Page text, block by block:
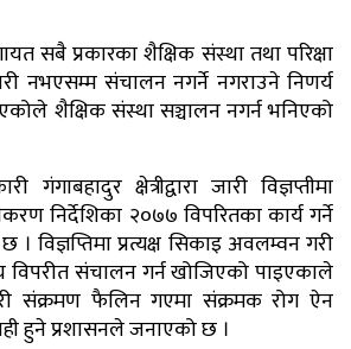
सबै प्रकारका शैक्षिक संस्था तथा परिक्षा
नभएसम्म संचालन नगर्ने नगराउने निणर्य
शैक्षिक संस्था सञ्चालन नगर्न भनिएको
गंगाबहादुर क्षेत्रीद्वारा जारी विज्ञप्तीमा
निर्देशिका २०७७ विपरितका कार्य गर्ने
विज्ञप्तिमा प्रत्यक्ष सिकाइ अवलम्वन गरी
विपरीत संचालन गर्न खोजिएको पाइएकाले
संक्रमण फैलिन गएमा संक्रमक रोग ऐन
हुने प्रशासनले जनाएको छ ।